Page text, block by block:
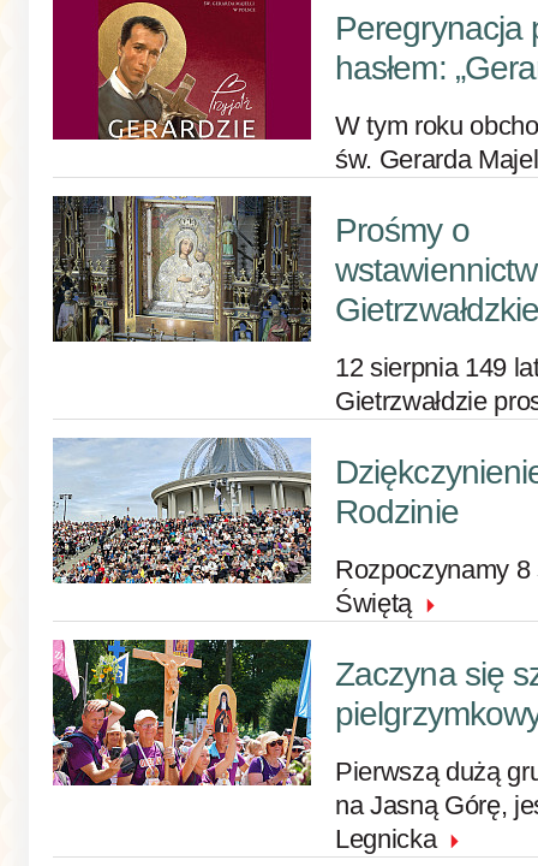
Peregrynacja
hasłem:
W tym roku
św. Gerarda
Prośmy o
12 sierpnia 149
Gietrzwałdzie
Rodzinie
Rozpoczynamy
Świętą
Zaczyna się
Pierwszą dużą
na Jasną Górę,
Legnicka